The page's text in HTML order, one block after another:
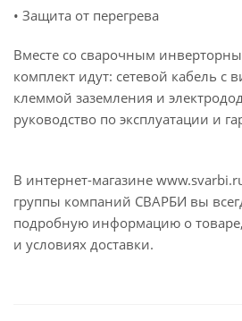
• Защита от перегрева
Вместе со сварочным
комплект идут: сетевой кабель с
клеммой заземления и
руководство по эксплуатации и
В интернет-магазине
группы компаний СВАРБИ вы
подробную информацию о товаре,
и условиях доставки.